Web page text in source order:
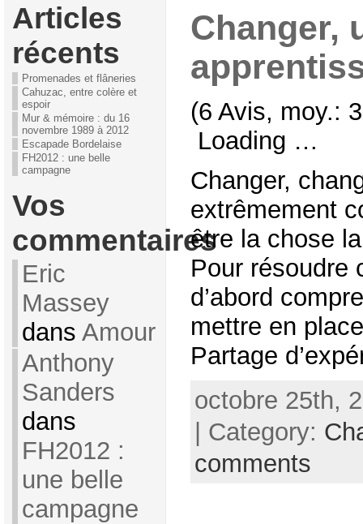
Articles
récents
Promenades et flâneries
Cahuzac, entre colère et
espoir
Mur & mémoire : du 16
novembre 1989 à 2012
Escapade Bordelaise
FH2012 : une belle
campagne
Vos
commentaires
Eric
Massey
dans Amour
Anthony
Sanders
dans
FH2012 :
une belle
campagne
Changer,
(6 Avis, moy.:
Loading …
Changer,
extrêmement
être la chose
Pour résoudre
d’abord
mettre en
Partage
octobre 25th,
| Category:
comments